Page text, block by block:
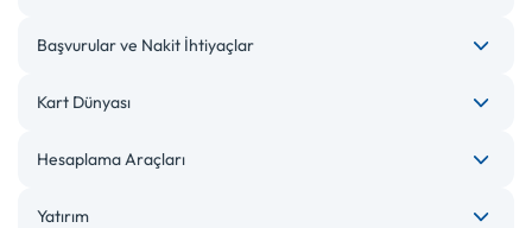
Başvurular ve Nakit İhtiyaçlar
Kart Dünyası
Hesaplama Araçları
Yatırım